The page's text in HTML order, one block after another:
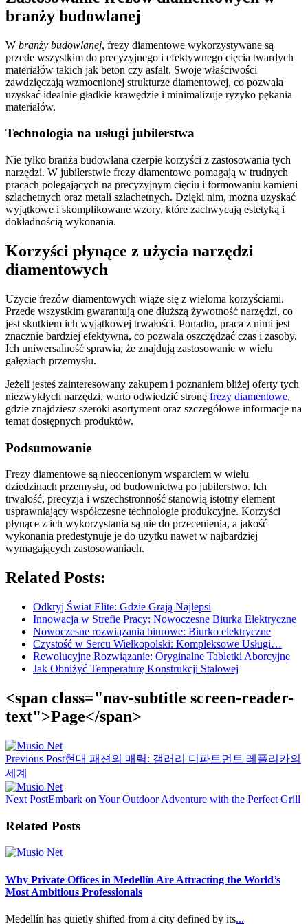
branży budowlanej
W branży budowlanej, frezy diamentowe wykorzystywane są
przede wszystkim do precyzyjnego i efektywnego cięcia twardych
materiałów takich jak beton czy asfalt. Swoje właściwości
zawdzięczają wzmocnionej strukturze diamentowej, co pozwala
uzyskać idealnie gładkie krawędzie i minimalizuje ryzyko pękania
materiałów.
Technologia na usługi jubilerstwa
Nie tylko branża budowlana czerpie korzyści z zastosowania tych
narzędzi. W jubilerstwie frezy diamentowe pomagają w trudnych
pracach polegających na precyzyjnym cięciu i formowaniu kamieni
szlachetnych oraz metali szlachetnych. Dzięki nim, można uzyskać
wyjątkowe i skomplikowane wzory, które zachwycają estetyką i
dokładnością wykonania.
Korzyści płynące z użycia narzędzi
diamentowych
Użycie frezów diamentowych wiąże się z wieloma korzyściami.
Przede wszystkim gwarantują one dłuższą żywotność narzędzi, co
jest skutkiem ich wyjątkowej trwałości. Ponadto, praca z nimi jest
znacznie bardziej efektywna, co pozwala oszczędzać czas i zasoby.
Ich uniwersalność sprawia, że znajdują zastosowanie w wielu
gałęziach przemysłu.
Jeżeli jesteś zainteresowany zakupem i poznaniem bliżej oferty tych
niezwykłych narzędzi, warto odwiedzić stronę frezy diamentowe,
gdzie znajdziesz szeroki asortyment oraz szczegółowe informacje na
temat dostępnych produktów.
Podsumowanie
Frezy diamentowe są nieocenionym wsparciem w wielu
dziedzinach przemysłu, od budownictwa po jubilerstwo. Ich
trwałość, precyzja i wszechstronność stanowią istotny element
usprawniający współczesne technologie produkcyjne. Korzyści
płynące z ich wykorzystania są nie do przecenienia, a jakość
wykonania predestynuje je do użytku nawet w najbardziej
wymagających zastosowaniach.
Related Posts:
Odkryj Świat Elite: Gdzie Grają Najlepsi
Innowacja w Strefie Pracy: Nowoczesne Biurka Elektryczne
Nowoczesne rozwiązania biurowe: Biurko elektryczne
Czystość w Sercu Wielkopolski: Kompleksowe Usługi…
Rewolucyjne Rozwiązanie: Oryginalne Tabletki Aborcyjne
Jak Obniżyć Temperaturę Konstrukcji Stalowej
<span class="nav-subtitle screen-reader-
text">Page</span>
Previous Post현대 패션의 매력: 갤러리 디파트먼트 레플리카의
세계
Next PostEmbark on Your Outdoor Adventure with the Perfect Grill
Related Posts
Why Private Offices in Medellín Are Attracting the World’s
Most Ambitious Professionals
Medellín has quietly shifted from a city defined by its...